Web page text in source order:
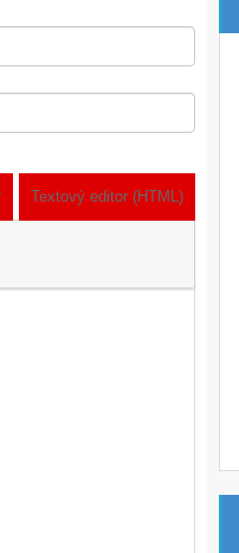
Textový editor (HTML)